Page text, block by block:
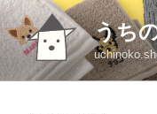
コ
ン
テ
ン
うち